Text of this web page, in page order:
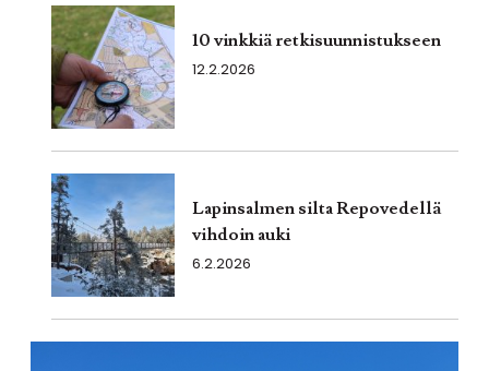
10 vinkkiä retkisuunnistukseen
12.2.2026
Lapinsalmen silta Repovedellä
vihdoin auki
6.2.2026